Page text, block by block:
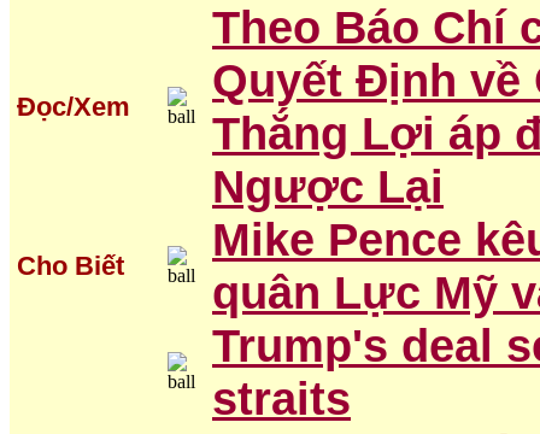
Đọc/Xem
Theo Báo Chí
Quyết Định về
Thắng Lợi áp
Ngược Lại
Cho Biết
Mike Pence
quân Lực Mỹ
Trump's deal
straits